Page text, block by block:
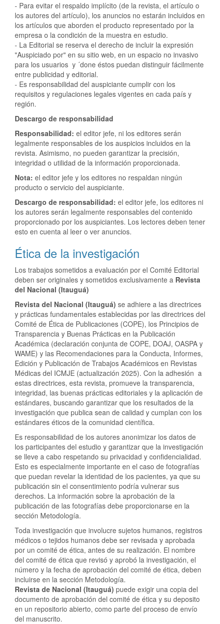
- Para evitar el respaldo implícito (de la revista, el artículo o
los autores del artículo), los anuncios no estarán incluidos en
los artículos que aborden el producto representado por la
empresa o la condición de la muestra en estudio.
- La Editorial se reserva el derecho de incluir la expresión
"Auspiciado por" en su sitio web, en un espacio no invasivo
para los usuarios y ´done éstos puedan distinguir fácilmente
entre publicidad y editorial.
- Es responsabilidad del auspiciante cumplir con los
requisitos y regulaciones legales vigentes en cada país y
región.
Descargo de responsabilidad
Responsabilidad: el editor jefe, ni los editores serán
legalmente responsables de los auspicios incluidos en la
revista. Asimismo, no pueden garantizar la precisión,
integridad o utilidad de la información proporcionada.
Nota: el editor jefe y los editores no respaldan ningún
producto o servicio del auspiciante.
Descargo de responsabilidad: el editor jefe, los editores ni
los autores serán legalmente responsables del contenido
proporcionado por los auspiciantes. Los lectores deben tener
esto en cuenta al leer o ver anuncios.
Ética de la investigación
Los trabajos sometidos a evaluación por el Comité Editorial
deben ser originales y sometidos exclusivamente a Revista
del Nacional (Itauguá)
Revista del Nacional (Itauguá) se adhiere a las directrices
y prácticas fundamentales establecidas por las directrices del
Comité de Ética de Publicaciones (COPE), los Principios de
Transparencia y Buenas Prácticas en la Publicación
Académica (declaración conjunta de COPE, DOAJ, OASPA y
WAME) y las Recomendaciones para la Conducta, Informes,
Edición y Publicación de Trabajos Académicos en Revistas
Médicas del ICMJE (actualización 2025). Con la adhesión a
estas directrices, esta revista, promueve la transparencia,
integridad, las buenas prácticas editoriales y la aplicación de
estándares, buscando garantizar que los resultados de la
investigación que publica sean de calidad y cumplan con los
estándares éticos de la comunidad científica.
Es responsabilidad de los autores anonimizar los datos de
los participantes del estudio y garantizar que la investigación
se lleve a cabo respetando su privacidad y confidencialidad.
Esto es especialmente importante en el caso de fotografías
que puedan revelar la identidad de los pacientes, ya que su
publicación sin el consentimiento podría vulnerar sus
derechos. La información sobre la aprobación de la
publicación de las fotografías debe proporcionarse en la
sección Metodología.
Toda investigación que involucre sujetos humanos, registros
médicos o tejidos humanos debe ser revisada y aprobada
por un comité de ética, antes de su realización. El nombre
del comité de ética que revisó y aprobó la investigación, el
número y la fecha de aprobación del comité de ética, deben
incluirse en la sección Metodología.
Revista de Nacional (Itauguá) puede exigir una copia del
documento de aprobación del comité de ética y su deposito
en un repositorio abierto, como parte del proceso de envío
del manuscrito.